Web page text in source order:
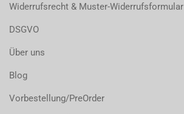
Widerrufsrecht & Muster-Widerrufsformular
DSGVO
Über uns
Blog
Vorbestellung/PreOrder